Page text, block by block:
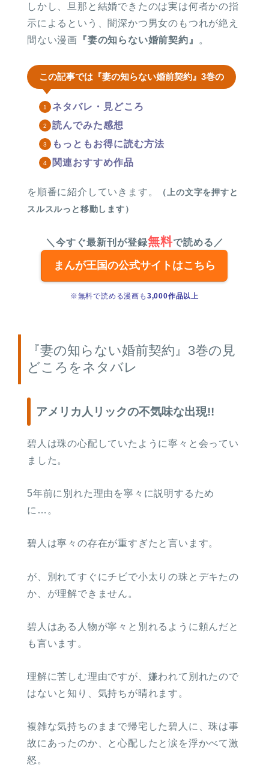
しかし、旦那と結婚できたのは実は何者かの指
示によるという、闇深かつ男女のもつれが絶え
間ない漫画 『妻の知らない婚前契約』 。
この記事では『妻の知らない婚前契約』3巻の
ネタバレ・見どころ
読んでみた感想
もっともお得に読む方法
関連おすすめ作品
を順番に紹介していきます。
（上の文字を押すと
スルスルっと移動します）
＼今すぐ最新刊が登録無料で読める／
まんが王国の公式サイトはこちら
※無料で読める漫画も 3,000作品以上
『妻の知らない婚前契約』3巻の見
どころをネタバレ
アメリカ人リックの不気味な出現!!
碧人は珠の心配していたように寧々と会ってい
ました。
5年前に別れた理由を寧々に説明するため
に…。
碧人は寧々の存在が重すぎたと言います。
が、別れてすぐにチビで小太りの珠とデキたの
か、が理解できません。
碧人はある人物が寧々と別れるように頼んだと
も言います。
理解に苦しむ理由ですが、嫌われて別れたので
はないと知り、気持ちが晴れます。
複雑な気持ちのままで帰宅した碧人に、珠は事
故にあったのか、と心配したと涙を浮かべて激
怒。